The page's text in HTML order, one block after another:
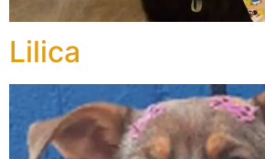
Lilica